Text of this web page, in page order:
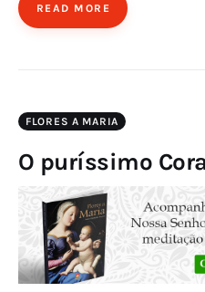
READ MORE
FLORES A MARIA
O puríssimo